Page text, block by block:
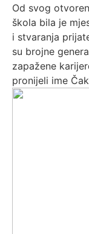
Od svog
škola bila je
i stvaranja
su brojne
zapažene
pronijeli ime